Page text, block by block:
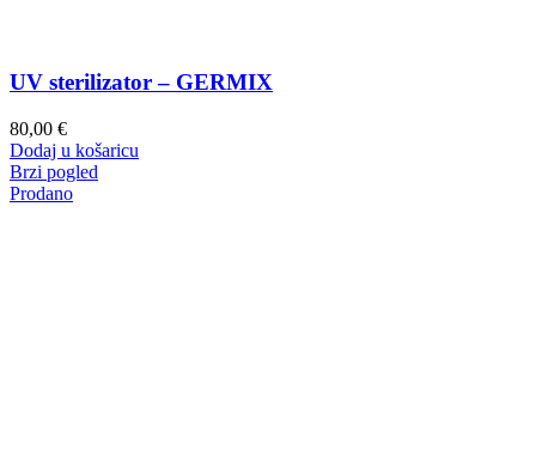
UV sterilizator – GERMIX
80,00 €
Dodaj u košaricu
Brzi pogled
Prodano